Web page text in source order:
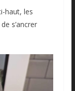
haut, les
s’ancrer